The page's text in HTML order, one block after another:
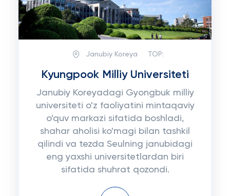
Janubiy Koreya TOP:
Kyungpook Milliy Universiteti
Janubiy Koreyadagi Gyongbuk milliy
universiteti o'z faoliyatini mintaqaviy
o'quv markazi sifatida boshladi,
shahar aholisi ko'magi bilan tashkil
qilindi va tezda Seulning janubidagi
eng yaxshi universitetlardan biri
sifatida shuhrat qozondi.